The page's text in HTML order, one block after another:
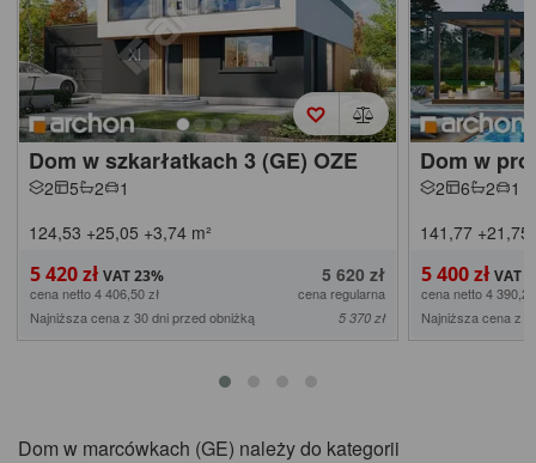
Dom w szkarłatkach 3 (GE) OZE
2 5 2
1
124,53 +25,05 +3,74 m²
5 420 zł 5 620 zł
cena netto 4 406,50 zł
cena regularna
Najniższa cena z 30 dni przed obniżką
5 370 zł
Dom w
2 6 2
1
141,77 +21,75
5 400 zł
cena netto 4
Najniższa cena z
Dom w marcówkach (GE) należy do kategorii